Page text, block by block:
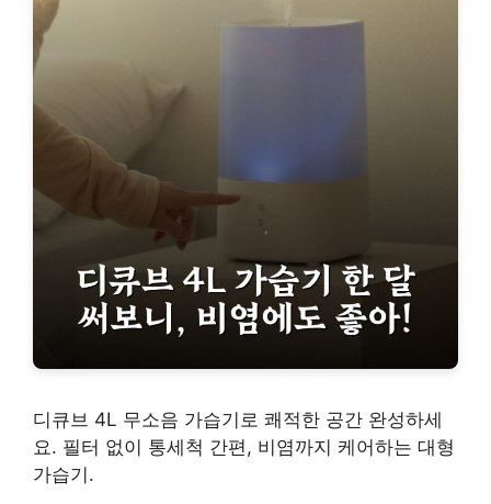
디큐브 4L 무소음 가습기로 쾌적한 공간 완성하세
요. 필터 없이 통세척 간편, 비염까지 케어하는 대형
가습기.